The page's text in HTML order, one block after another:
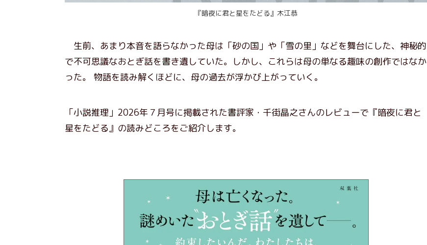
『暗夜に君と星をたどる』木江恭
生前、あまり本音を語らなかった母は「砂の国」や「雪の里」などを舞台にした、神秘的
で不可思議なおとぎ話を書き遺していた。しかし、これらは母の単なる趣味の創作ではなか
った。 物語を読み解くほどに、母の過去が浮かび上がっていく。
「小説推理」2026年７月号に掲載された書評家・千街晶之さんのレビューで『暗夜に君と
星をたどる』の読みどころをご紹介します。